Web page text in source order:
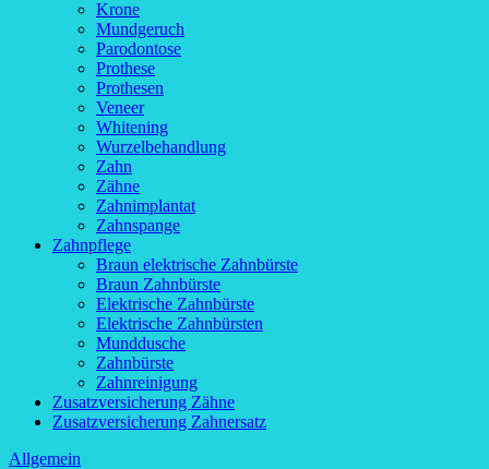
Krone
Mundgeruch
Parodontose
Prothese
Prothesen
Veneer
Whitening
Wurzelbehandlung
Zahn
Zähne
Zahnimplantat
Zahnspange
Zahnpflege
Braun elektrische Zahnbürste
Braun Zahnbürste
Elektrische Zahnbürste
Elektrische Zahnbürsten
Munddusche
Zahnbürste
Zahnreinigung
Zusatzversicherung Zähne
Zusatzversicherung Zahnersatz
Allgemein